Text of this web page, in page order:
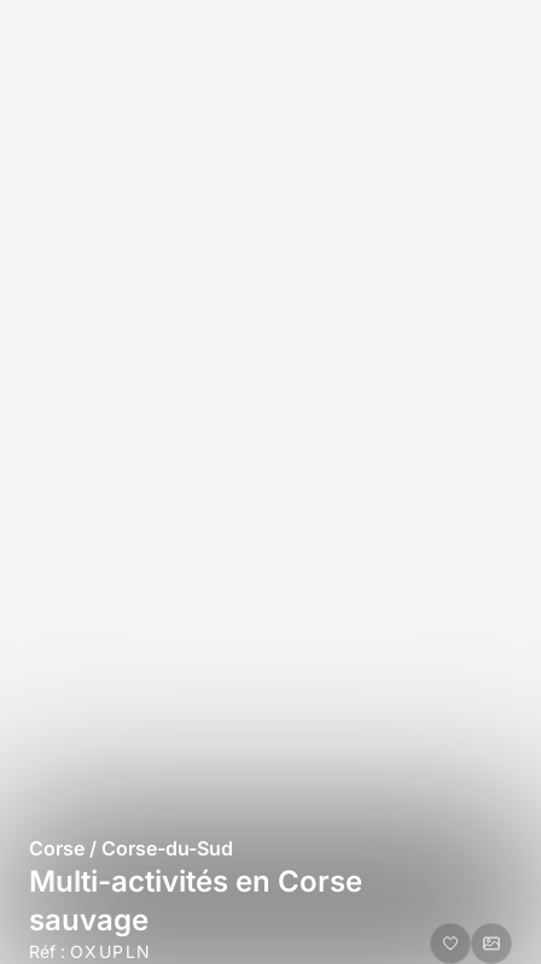
Corse / Corse-du-Sud
Multi-activités en Corse
sauvage
Réf : OXUPLN